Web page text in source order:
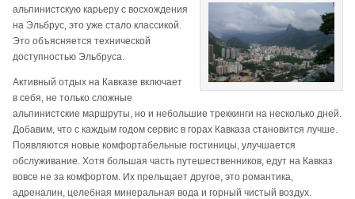
альпинистскую карьеру с восхождения
на Эльбрус, это уже стало классикой.
Это объясняется технической
доступностью Эльбруса.
Активный отдых на Кавказе включает
в себя, не только сложные
альпинистские маршруты, но и небольшие треккинги на несколько дней.
Добавим, что с каждым годом сервис в горах Кавказа становится лучше.
Появляются новые комфортабельные гостиницы, улучшается
обслуживание. Хотя большая часть путешественников, едут на Кавказ
вовсе не за комфортом. Их прельщает другое, это романтика,
адреналин, целебная минеральная вода и горный чистый воздух.